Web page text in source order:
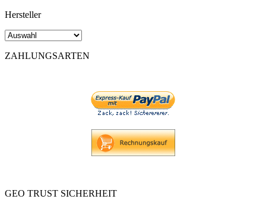
Hersteller
ZAHLUNGSARTEN
GEO TRUST SICHERHEIT